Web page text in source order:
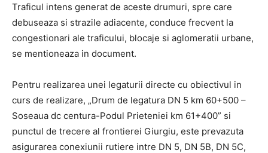
Traficul intens generat de aceste drumuri, spre care
debuseaza si strazile adiacente, conduce frecvent la
congestionari ale traficului, blocaje si aglomeratii urbane,
se mentioneaza in document.
Pentru realizarea unei legaturii directe cu obiectivul in
curs de realizare, „Drum de legatura DN 5 km 60+500 –
Soseaua dc centura-Podul Prieteniei km 61+400” si
punctul de trecere al frontierei Giurgiu, este prevazuta
asigurarea conexiunii rutiere intre DN 5, DN 5B, DN 5C,